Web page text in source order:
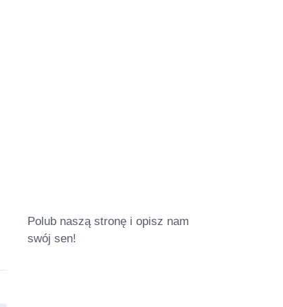
Polub naszą stronę i opisz nam
swój sen!